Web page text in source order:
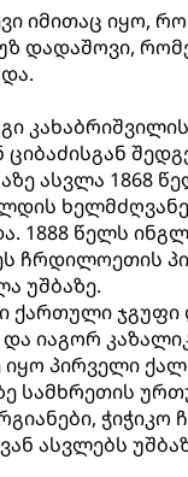
იმითაც იყო,
დადაშოვი,
ასვლა 1868
წელს
ჩრდილოეთის
უშბაზე.
ქართული
და იაგორ
პირველი
სამხრეთის
ასვლებს